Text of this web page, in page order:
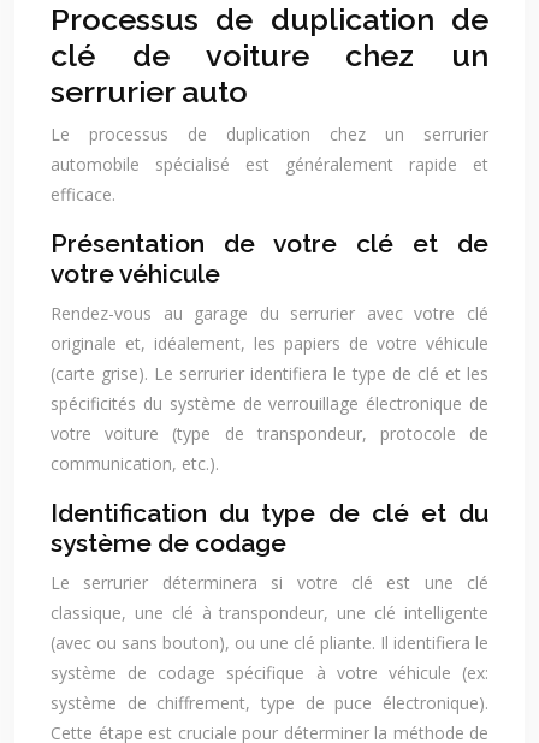
Processus de duplication de
clé de voiture chez un
serrurier auto
Le processus de duplication chez un serrurier
automobile spécialisé est généralement rapide et
efficace.
Présentation de votre clé et de
votre véhicule
Rendez-vous au garage du serrurier avec votre clé
originale et, idéalement, les papiers de votre véhicule
(carte grise). Le serrurier identifiera le type de clé et les
spécificités du système de verrouillage électronique de
votre voiture (type de transpondeur, protocole de
communication, etc.).
Identification du type de clé et du
système de codage
Le serrurier déterminera si votre clé est une clé
classique, une clé à transpondeur, une clé intelligente
(avec ou sans bouton), ou une clé pliante. Il identifiera le
système de codage spécifique à votre véhicule (ex:
système de chiffrement, type de puce électronique).
Cette étape est cruciale pour déterminer la méthode de